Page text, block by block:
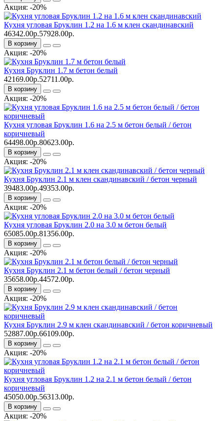
Акция: -20%
Кухня угловая Бруклин 1.2 на 1.6 м клен скандинавский
46342.00р.57928.00р.
В корзину
Акция: -20%
Кухня Бруклин 1.7 м бетон белый
42169.00р.52711.00р.
В корзину
Акция: -20%
Кухня угловая Бруклин 1.6 на 2.5 м бетон белый / бетон
коричневый
64498.00р.80623.00р.
В корзину
Акция: -20%
Кухня Бруклин 2.1 м клен скандинавский / бетон черный
39483.00р.49353.00р.
В корзину
Акция: -20%
Кухня угловая Бруклин 2.0 на 3.0 м бетон белый
65085.00р.81356.00р.
В корзину
Акция: -20%
Кухня Бруклин 2.1 м бетон белый / бетон черный
35658.00р.44572.00р.
В корзину
Акция: -20%
Кухня Бруклин 2.9 м клен скандинавский / бетон коричневый
52887.00р.66109.00р.
В корзину
Акция: -20%
Кухня угловая Бруклин 1.2 на 2.1 м бетон белый / бетон
коричневый
45050.00р.56313.00р.
В корзину
Акция: -20%